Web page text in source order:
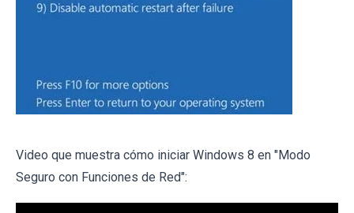
Video que muestra cómo iniciar Windows 8 en "Modo
Seguro con Funciones de Red":